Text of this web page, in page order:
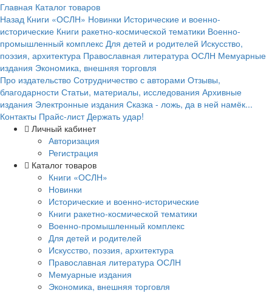
Главная Каталог товаров
Назад Книги «ОСЛН» Новинки Исторические и военно-
исторические Книги ракетно-космической тематики Военно-
промышленный комплекс Для детей и родителей Искусство,
поэзия, архитектура Православная литература ОСЛН Мемуарные
издания Экономика, внешняя торговля
Про издательство Сотрудничество с авторами Отзывы,
благодарности Статьи, материалы, исследования Архивные
издания Электронные издания Сказка - ложь, да в ней намёк...
Контакты Прайс-лист Держать удар!
Личный кабинет
Авторизация
Регистрация
Каталог товаров
Книги «ОСЛН»
Новинки
Исторические и военно-исторические
Книги ракетно-космической тематики
Военно-промышленный комплекс
Для детей и родителей
Искусство, поэзия, архитектура
Православная литература ОСЛН
Мемуарные издания
Экономика, внешняя торговля